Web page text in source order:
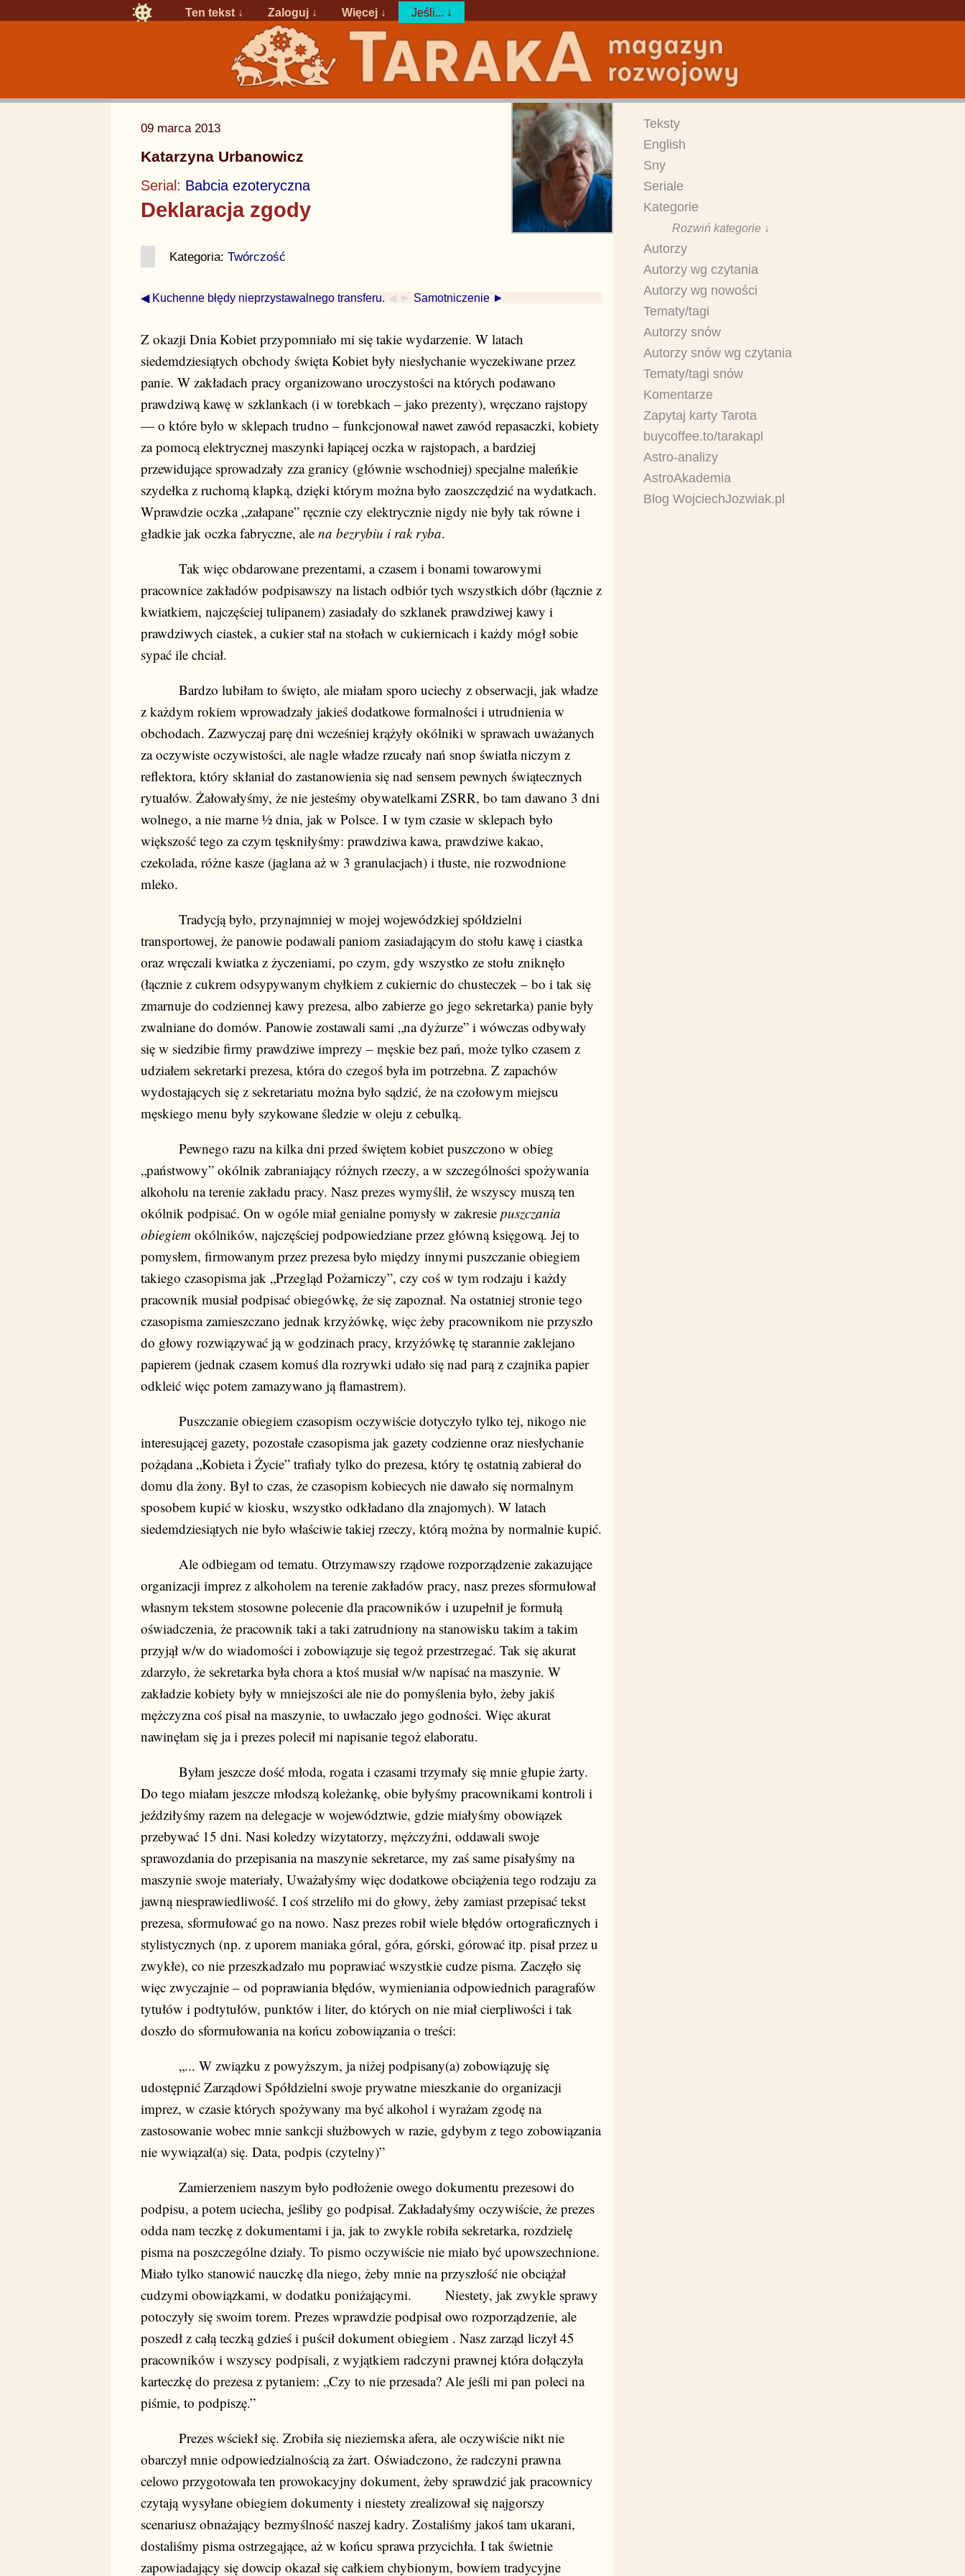
Ten tekst ↓ Zaloguj ↓ Więcej ↓ Jeśli... ↓
09 marca 2013
Katarzyna Urbanowicz
Serial: Babcia ezoteryczna
Deklaracja zgody
Kategoria: Twórczość
◀ Kuchenne błędy nieprzystawalnego transferu. ◀ ► Samotniczenie ►
Z okazji Dnia Kobiet przypomniało mi się takie wydarzenie. W latach
siedemdziesiątych obchody święta Kobiet były niesłychanie wyczekiwane przez
panie. W zakładach pracy organizowano uroczystości na których podawano
prawdziwą kawę w szklankach (i w torebkach – jako prezenty), wręczano rajstopy
— o które było w sklepach trudno – funkcjonował nawet zawód repasaczki, kobiety
za pomocą elektrycznej maszynki łapiącej oczka w rajstopach, a bardziej
przewidujące sprowadzały zza granicy (głównie wschodniej) specjalne maleńkie
szydełka z ruchomą klapką, dzięki którym można było zaoszczędzić na wydatkach.
Wprawdzie oczka „załapane” ręcznie czy elektrycznie nigdy nie były tak równe i
gładkie jak oczka fabryczne, ale na bezrybiu i rak ryba.
Tak więc obdarowane prezentami, a czasem i bonami towarowymi
pracownice zakładów podpisawszy na listach odbiór tych wszystkich dóbr (łącznie z
kwiatkiem, najczęściej tulipanem) zasiadały do szklanek prawdziwej kawy i
prawdziwych ciastek, a cukier stał na stołach w cukiernicach i każdy mógł sobie
sypać ile chciał.
Bardzo lubiłam to święto, ale miałam sporo uciechy z obserwacji, jak władze
z każdym rokiem wprowadzały jakieś dodatkowe formalności i utrudnienia w
obchodach. Zazwyczaj parę dni wcześniej krążyły okólniki w sprawach uważanych
za oczywiste oczywistości, ale nagle władze rzucały nań snop światła niczym z
reflektora, który skłaniał do zastanowienia się nad sensem pewnych świątecznych
rytuałów. Żałowałyśmy, że nie jesteśmy obywatelkami ZSRR, bo tam dawano 3 dni
wolnego, a nie marne ½ dnia, jak w Polsce. I w tym czasie w sklepach było
większość tego za czym tęskniłyśmy: prawdziwa kawa, prawdziwe kakao,
czekolada, różne kasze (jaglana aż w 3 granulacjach) i tłuste, nie rozwodnione
mleko.
Tradycją było, przynajmniej w mojej wojewódzkiej spółdzielni
transportowej, że panowie podawali paniom zasiadającym do stołu kawę i ciastka
oraz wręczali kwiatka z życzeniami, po czym, gdy wszystko ze stołu zniknęło
(łącznie z cukrem odsypywanym chyłkiem z cukiernic do chusteczek – bo i tak się
zmarnuje do codziennej kawy prezesa, albo zabierze go jego sekretarka) panie były
zwalniane do domów. Panowie zostawali sami „na dyżurze” i wówczas odbywały
się w siedzibie firmy prawdziwe imprezy – męskie bez pań, może tylko czasem z
udziałem sekretarki prezesa, która do czegoś była im potrzebna. Z zapachów
wydostających się z sekretariatu można było sądzić, że na czołowym miejscu
męskiego menu były szykowane śledzie w oleju z cebulką.
Pewnego razu na kilka dni przed świętem kobiet puszczono w obieg
„państwowy” okólnik zabraniający różnych rzeczy, a w szczególności spożywania
alkoholu na terenie zakładu pracy. Nasz prezes wymyślił, że wszyscy muszą ten
okólnik podpisać. On w ogóle miał genialne pomysły w zakresie puszczania
obiegiem okólników, najczęściej podpowiedziane przez główną księgową. Jej to
pomysłem, firmowanym przez prezesa było między innymi puszczanie obiegiem
takiego czasopisma jak „Przegląd Pożarniczy”, czy coś w tym rodzaju i każdy
pracownik musiał podpisać obiegówkę, że się zapoznał. Na ostatniej stronie tego
czasopisma zamieszczano jednak krzyżówkę, więc żeby pracownikom nie przyszło
do głowy rozwiązywać ją w godzinach pracy, krzyżówkę tę starannie zaklejano
papierem (jednak czasem komuś dla rozrywki udało się nad parą z czajnika papier
odkleić więc potem zamazywano ją flamastrem).
Puszczanie obiegiem czasopism oczywiście dotyczyło tylko tej, nikogo nie
interesującej gazety, pozostałe czasopisma jak gazety codzienne oraz niesłychanie
pożądana „Kobieta i Życie” trafiały tylko do prezesa, który tę ostatnią zabierał do
domu dla żony. Był to czas, że czasopism kobiecych nie dawało się normalnym
sposobem kupić w kiosku, wszystko odkładano dla znajomych). W latach
siedemdziesiątych nie było właściwie takiej rzeczy, którą można by normalnie kupić.
Ale odbiegam od tematu. Otrzymawszy rządowe rozporządzenie zakazujące
organizacji imprez z alkoholem na terenie zakładów pracy, nasz prezes sformułował
własnym tekstem stosowne polecenie dla pracowników i uzupełnił je formułą
oświadczenia, że pracownik taki a taki zatrudniony na stanowisku takim a takim
przyjął w/w do wiadomości i zobowiązuje się tegoż przestrzegać. Tak się akurat
zdarzyło, że sekretarka była chora a ktoś musiał w/w napisać na maszynie. W
zakładzie kobiety były w mniejszości ale nie do pomyślenia było, żeby jakiś
mężczyzna coś pisał na maszynie, to uwłaczało jego godności. Więc akurat
nawinęłam się ja i prezes polecił mi napisanie tegoż elaboratu.
Byłam jeszcze dość młoda, rogata i czasami trzymały się mnie głupie żarty.
Do tego miałam jeszcze młodszą koleżankę, obie byłyśmy pracownikami kontroli i
jeździłyśmy razem na delegacje w województwie, gdzie miałyśmy obowiązek
przebywać 15 dni. Nasi koledzy wizytatorzy, mężczyźni, oddawali swoje
sprawozdania do przepisania na maszynie sekretarce, my zaś same pisałyśmy na
maszynie swoje materiały, Uważałyśmy więc dodatkowe obciążenia tego rodzaju za
jawną niesprawiedliwość. I coś strzeliło mi do głowy, żeby zamiast przepisać tekst
prezesa, sformułować go na nowo. Nasz prezes robił wiele błędów ortograficznych i
stylistycznych (np. z uporem maniaka góral, góra, górski, górować itp. pisał przez u
zwykłe), co nie przeszkadzało mu poprawiać wszystkie cudze pisma. Zaczęło się
więc zwyczajnie – od poprawiania błędów, wymieniania odpowiednich paragrafów
tytułów i podtytułów, punktów i liter, do których on nie miał cierpliwości i tak
doszło do sformułowania na końcu zobowiązania o treści:
„... W związku z powyższym, ja niżej podpisany(a) zobowiązuję się
udostępnić Zarządowi Spółdzielni swoje prywatne mieszkanie do organizacji
imprez, w czasie których spożywany ma być alkohol i wyrażam zgodę na
zastosowanie wobec mnie sankcji służbowych w razie, gdybym z tego zobowiązania
nie wywiązał(a) się. Data, podpis (czytelny)”
Zamierzeniem naszym było podłożenie owego dokumentu prezesowi do
podpisu, a potem uciecha, jeśliby go podpisał. Zakładałyśmy oczywiście, że prezes
odda nam teczkę z dokumentami i ja, jak to zwykle robiła sekretarka, rozdzielę
pisma na poszczególne działy. To pismo oczywiście nie miało być upowszechnione.
Miało tylko stanowić nauczkę dla niego, żeby mnie na przyszłość nie obciążał
cudzymi obowiązkami, w dodatku poniżającymi. Niestety, jak zwykle sprawy
potoczyły się swoim torem. Prezes wprawdzie podpisał owo rozporządzenie, ale
poszedł z całą teczką gdzieś i puścił dokument obiegiem . Nasz zarząd liczył 45
pracowników i wszyscy podpisali, z wyjątkiem radczyni prawnej która dołączyła
karteczkę do prezesa z pytaniem: „Czy to nie przesada? Ale jeśli mi pan poleci na
piśmie, to podpiszę.”
Prezes wściekł się. Zrobiła się nieziemska afera, ale oczywiście nikt nie
obarczył mnie odpowiedzialnością za żart. Oświadczono, że radczyni prawna
celowo przygotowała ten prowokacyjny dokument, żeby sprawdzić jak pracownicy
czytają wysyłane obiegiem dokumenty i niestety zrealizował się najgorszy
scenariusz obnażający bezmyślność naszej kadry. Zostaliśmy jakoś tam ukarani,
dostaliśmy pisma ostrzegające, aż w końcu sprawa przycichła. I tak świetnie
zapowiadający się dowcip okazał się całkiem chybionym, bowiem tradycyjne
Teksty
English
Sny
Seriale
Kategorie
Rozwiń kategorie ↓
Autorzy
Autorzy wg czytania
Autorzy wg nowości
Tematy/tagi
Autorzy snów
Autorzy snów wg czytania
Tematy/tagi snów
Komentarze
Zapytaj karty Tarota
buycoffee.to/tarakapl
Astro-analizy
AstroAkademia
Blog WojciechJozwiak.pl